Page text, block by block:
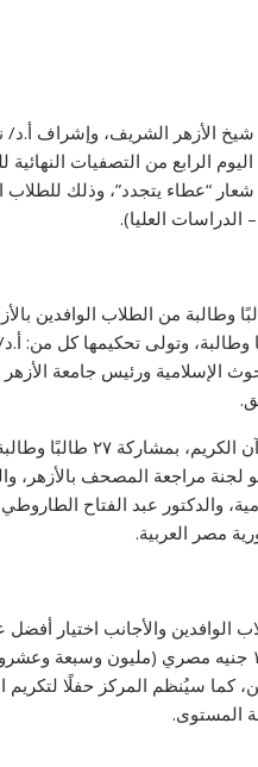
شيخ الأزهر الشريف، وإشراف
الرابع من التصفيات النهائية
“عطاء يتجدد”، وذلك للطلاب
الدراسات العليا).
الفعاليات مسابقتين، شارك فيهما نحو ٥٠ طالبًا
وفنون التواصل، التي شارك فيها نحو ٢٢ طالبًا وطالبة،
الإسلامية ورئيس جامعة
كما تضمنت الفعاليات
مراجعة المصحف بالأزهر،
والدكتور عبد الفتاح
مصر العربية.
الوافدين والأجانب اختيار
كما سيُنظم المركز حفلًا لتكريم
المستوى.